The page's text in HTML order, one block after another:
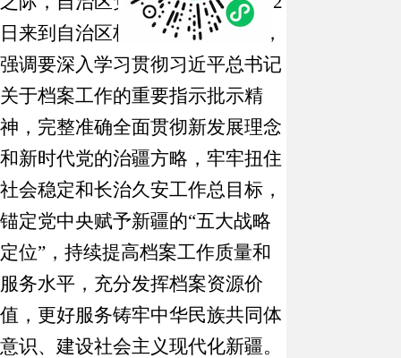
日来到自治区档案馆调研并座谈，
强调要深入学习贯彻习近平总书记
关于档案工作的重要指示批示精
神，完整准确全面贯彻新发展理念
和新时代党的治疆方略，牢牢扭住
社会稳定和长治久安工作总目标，
锚定党中央赋予新疆的“五大战略
定位” ，持续提高档案工作质量和
服务水平，充分发挥档案资源价
值，更好服务铸牢中华民族共同体
意识、建设社会主义现代化新疆。